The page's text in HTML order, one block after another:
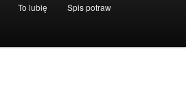
To lubię Spis potraw